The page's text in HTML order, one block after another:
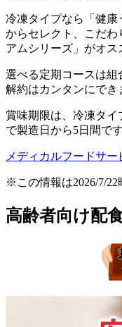
冷凍タイプなら「健康
からセレクト、こだわ
アムシリーズ」がオス
選べる定期コースは
解約はカンタンにでき
賞味期限は、冷凍タ
で製造日から5日間です
メディカルフードサ
※この情報は2026/7/22
高齢者向け配